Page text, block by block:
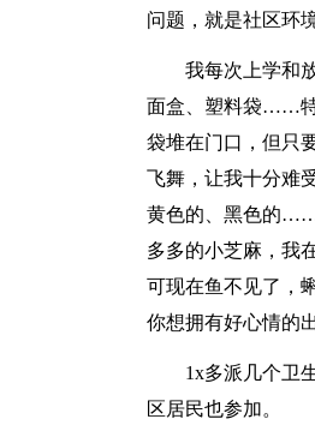
问题，就是社区环
我每次上学和
面盒、塑料袋……特
袋堆在门口，但只
飞舞，让我十分难
黄色的、黑色的……
多多的小芝麻，我
可现在鱼不见了，
你想拥有好心情的
1x多派几个卫
区居民也参加。